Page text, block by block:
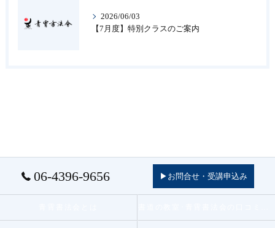
2026/06/03
【7月度】特別クラスのご案内
06-4396-9656 ▶お問合せ・受講申込み